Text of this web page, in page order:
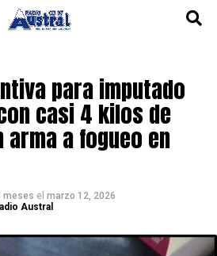
para imputado
casi 4 kilos de
arma a fogueo en
meses el marzo 12, 2026
Austral